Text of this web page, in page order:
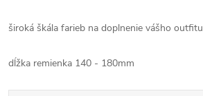
široká škála farieb na doplnenie vášho outfitu
dĺžka remienka 140 - 180mm